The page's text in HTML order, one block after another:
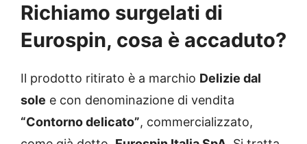
Richiamo surgelati di
Eurospin, cosa è accaduto?
Il prodotto ritirato è a marchio Delizie dal
sole e con denominazione di vendita
“Contorno delicato”, commercializzato,